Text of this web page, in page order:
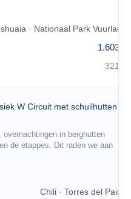
· Nationaal Park Vuurland
1.603 €
321 €
W Circuit met schuilhutten |
in berghutten
de etappes. Dit raden we aan
Chili · Torres del Paine